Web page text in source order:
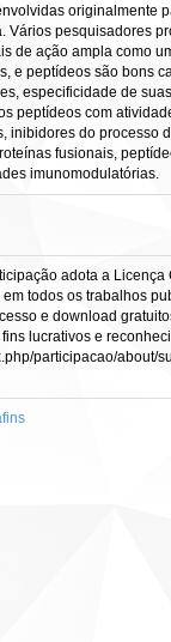
originalmente
Vários pesquisadores
de ação ampla como
e peptídeos são bons
especificidade de
peptídeos com
inibidores do processo
fusionais,
imunomodulatórias.
adota a Licença
todos os trabalhos
e download
lucrativos e
participacao/about/